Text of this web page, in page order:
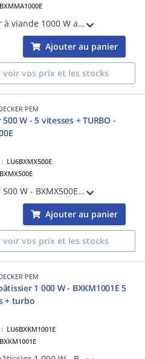
BXMMA1000E
Hachoir à viande 1000 W avec accessoire - BXMMA1000E 2 Vitesses + Reverse Tube en spirale métallique Deux buses spéciales pour Kebbes et saucisses Poussoir alimentaire 3 disques en acier inoxydableAccessoire coulis de tomate
Ajouter au panier
voir vos prix et les stocks
PEM
W - 5 vitesses + TURBO -
LU6BXMX500E
BXMX500E
Batteur 500 W - BXMX500E Puissance : 500 W 5 vitesses + turbo Fouets amovibles pour un nettoyage facile Batteur puissant et facile à utiliser pour battre, monter, mélanger et pétrir Acier inoxydable avec traitement anti-traces
Ajouter au panier
voir vos prix et les stocks
PEM
1 000 W - BXKM1001E 5
+ turbo
LU6BXKM1001E
BXKM1001E